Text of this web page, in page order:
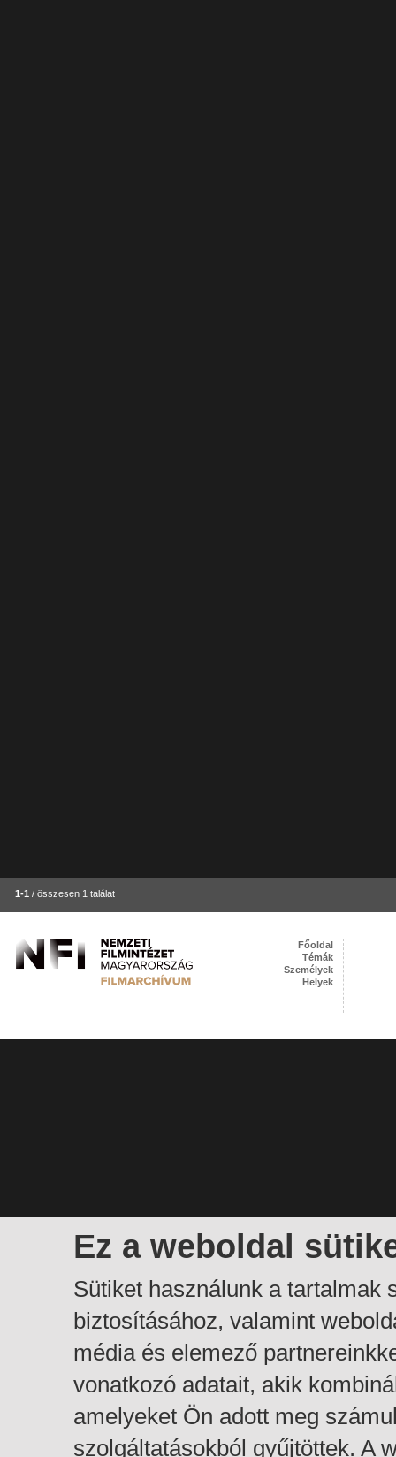
1-1 / összesen 1 találat
Ez a weboldal
Sütiket használunk a tartalmak
biztosításához, valamint
média és elemező
vonatkozó adatait, akik
amelyeket Ön adott meg
szolgáltatásokból gyűjtöttek. A
Főoldal
Témák
Személyek
Helyek